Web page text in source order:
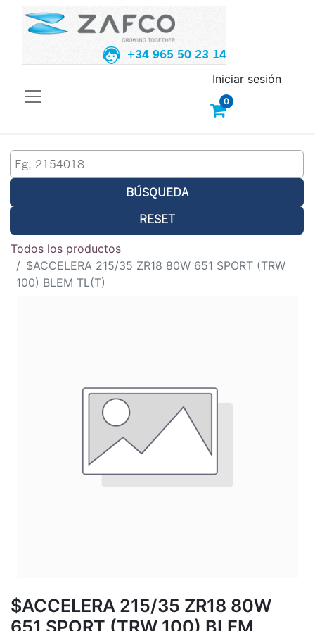
+34 965 50 23 14
0
Iniciar sesión
BÚSQUEDA
RESET
Todos los productos
$ACCELERA 215/35 ZR18 80W 651 SPORT (TRW
100) BLEM TL(T)
$ACCELERA 215/35 ZR18 80W
651 SPORT (TRW 100) BLEM